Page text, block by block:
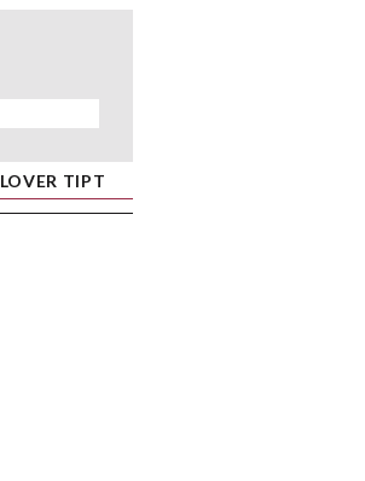
LOVER TIPT